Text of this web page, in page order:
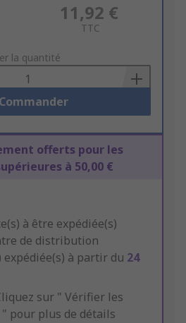
11,92 €
TTC
la quantité
Commander
offerts pour les
à 50,00 €
à être expédiée(s)
de distribution
expédiée(s) à partir du 24
sur " Vérifier les
pour plus de détails